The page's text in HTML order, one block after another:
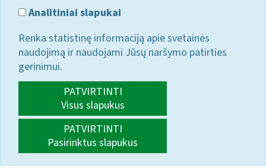
Analitiniai slapukai
Renka statistinę informaciją apie svetainės
naudojimą ir naudojami Jūsų naršymo patirties
gerinimui.
PATVIRTINTI
Visus slapukus
PATVIRTINTI
Pasirinktus slapukus